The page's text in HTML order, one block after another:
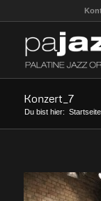
Konzert_7
Du bist hier: Startseite